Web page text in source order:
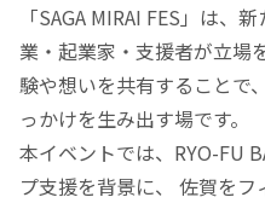
「SAGA MIRAI FES」は、
業・起業家・支援者が立場
験や想いを共有することで
っかけを生み出す場です。
本イベントでは、RYO-FU
プ支援を背景に、 佐賀を